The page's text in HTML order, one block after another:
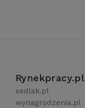
Rynekpracy.pl
sedlak.pl
wynagrodzenia.pl